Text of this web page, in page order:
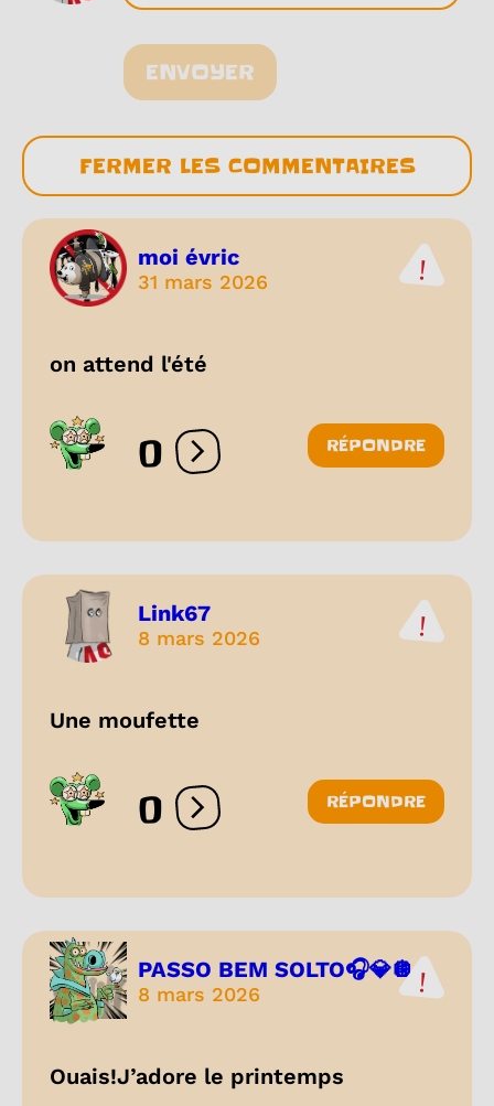
ENVOYER
FERMER LES COMMENTAIRES
moi évric
31 mars 2026
on attend l'été
0 Ouvrir les réactions
RÉPONDRE
Link67
8 mars 2026
Une moufette
0 Ouvrir les réactions
RÉPONDRE
PASSO BEM SOLTO🎧💎🪩
8 mars 2026
Ouais!J’adore le printemps